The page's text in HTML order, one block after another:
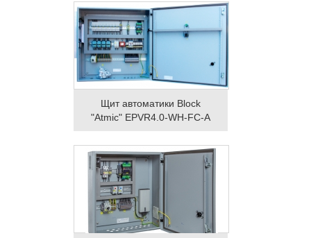
Щит автоматики Block
"Atmic" EPVR4.0-WH-FC-A